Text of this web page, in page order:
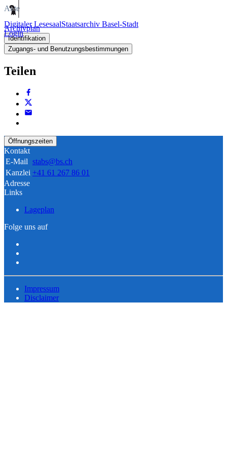
Digitaler LesesaalStaatsarchiv Basel-Stadt
Login
Akte
Archivplan
Identifikation
Zugangs- und Benutzungsbestimmungen
Teilen
Öffnungszeiten
Kontakt
E-Mail stabs@bs.ch
Kanzlei +41 61 267 86 01
Adresse
Links
Lageplan
Folge uns auf
Impressum
Disclaimer